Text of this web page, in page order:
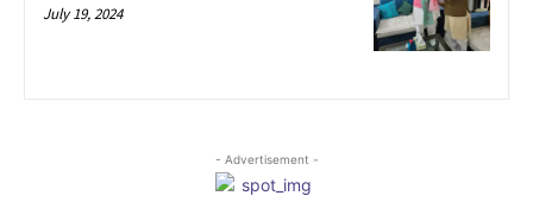
July 19, 2024
- Advertisement -